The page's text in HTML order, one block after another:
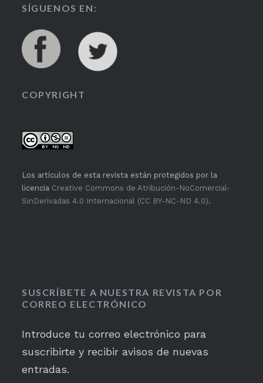
SÍGUENOS EN:
COPYRIGHT
Los artículos de esta revista están protegidos por la
licencia Creative Commons de Atribución-NoComercial-
SinDerivadas 4.0 Internacional (CC BY-NC-ND 4.0).
SUSCRÍBETE A NUESTRA REVISTA POR
CORREO ELECTRÓNICO
Introduce tu correo electrónico para
suscribirte y recibir avisos de nuevas
entradas.